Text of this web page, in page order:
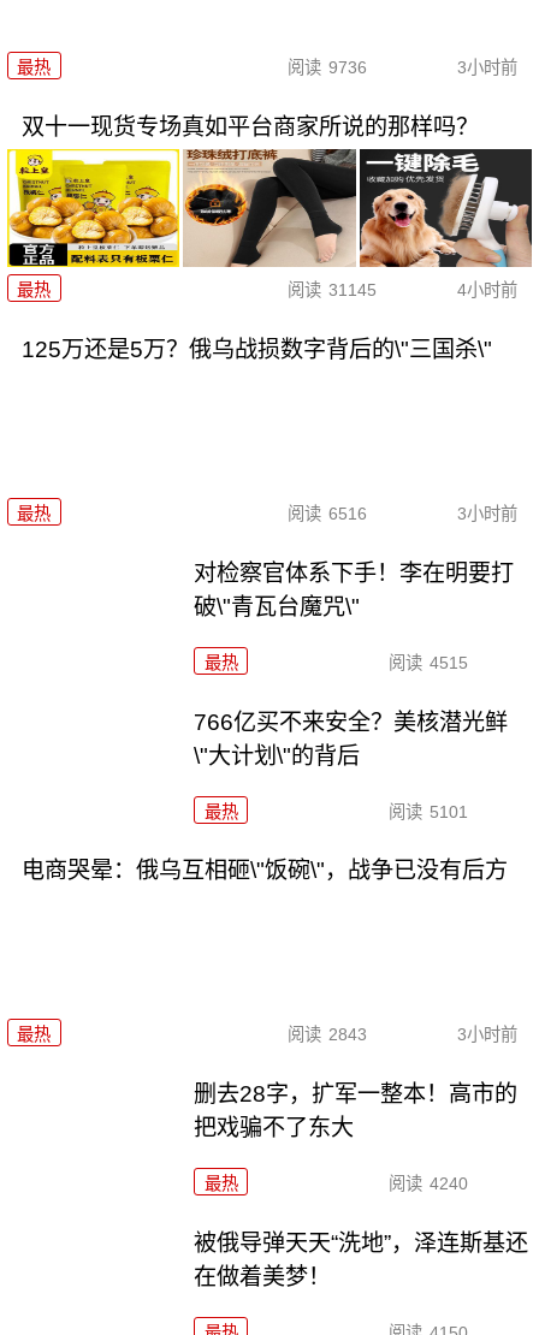
最热 阅读 9736 3小时前
双十一现货专场真如平台商家所说的那样吗？
最热 阅读 31145 4小时前
125万还是5万？俄乌战损数字背后的\"三国杀\"
最热 阅读 6516 3小时前
对检察官体系下手！李在明要打
破\"青瓦台魔咒\"
最热 阅读 4515
766亿买不来安全？美核潜光鲜
\"大计划\"的背后
最热 阅读 5101
电商哭晕：俄乌互相砸\"饭碗\"，战争已没有后方
最热 阅读 2843 3小时前
删去28字，扩军一整本！高市的
把戏骗不了东大
最热 阅读 4240
被俄导弹天天“洗地”，泽连斯基还
在做着美梦！